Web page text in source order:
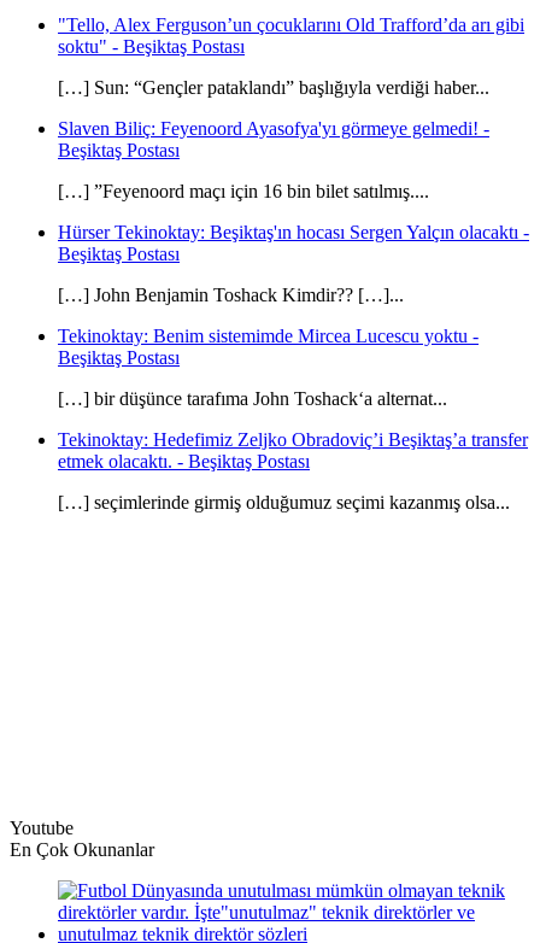
"Tello, Alex Ferguson’un çocuklarını Old Trafford’da arı gibi
soktu" - Beşiktaş Postası
[…] Sun: “Gençler pataklandı” başlığıyla verdiği haber...
Slaven Biliç: Feyenoord Ayasofya'yı görmeye gelmedi! -
Beşiktaş Postası
[…] ”Feyenoord maçı için 16 bin bilet satılmış....
Hürser Tekinoktay: Beşiktaş'ın hocası Sergen Yalçın olacaktı -
Beşiktaş Postası
[…] John Benjamin Toshack Kimdir?? […]...
Tekinoktay: Benim sistemimde Mircea Lucescu yoktu -
Beşiktaş Postası
[…] bir düşünce tarafıma John Toshack‘a alternat...
Tekinoktay: Hedefimiz Zeljko Obradoviç’i Beşiktaş’a transfer
etmek olacaktı. - Beşiktaş Postası
[…] seçimlerinde girmiş olduğumuz seçimi kazanmış olsa...
Youtube
En Çok Okunanlar